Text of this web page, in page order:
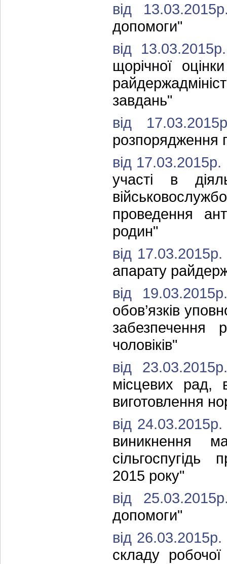
від
допомоги"
від
щорічної
завдань"
від
розпорядження
від
участі в
проведення
родин"
від
апарату
від
обов’язків
забезпечення
чоловіків"
від
місцевих рад,
виготовлення
від
виникнення
сільгоспугідь
2015 року"
від
допомоги"
від
складу